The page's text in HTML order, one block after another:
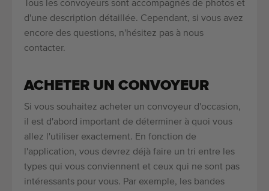
Tous les convoyeurs sont accompagnés de photos et
d'une description détaillée. Cependant, si vous avez
encore des questions, n'hésitez pas à nous
contacter.
ACHETER UN CONVOYEUR
Si vous souhaitez acheter un convoyeur d'occasion,
il est d'abord important de déterminer à quoi vous
allez l'utiliser exactement. En fonction de
l'application, vous devrez déjà faire un tri entre les
types qui vous conviennent et ceux qui ne sont pas
intéressants pour vous. Par exemple, les bandes